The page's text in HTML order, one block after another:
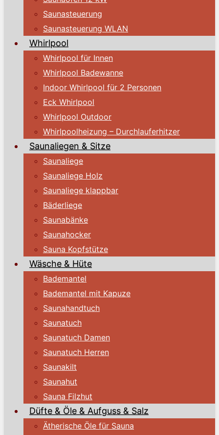
Saunasteuerung
Saunasteuerung WLAN
Whirlpool
Whirlpool für Innen
Whirlpool Badewanne
Indoor Whirlpool für 2 Personen
Eck Whirlpool
Whirlpool Outdoor
Whirlpoolheizung – Durchlauferhitzer
Saunaliegen & Sitze
Saunaliege
Saunaliege Holz
Saunaliege klappbar
Bäderliege
Saunabänke
Saunahocker
Sauna Kopfstütze
Wäsche & Hüte
Bademantel
Bademantel mit Kapuze
Saunahandtuch
Saunatuch
Saunatuch Damen
Saunatuch Herren
Saunakilt
Saunahut
Sauna Filzhut
Düfte & Öle & Aufguss & Salz
Ätherische Öle für Sauna